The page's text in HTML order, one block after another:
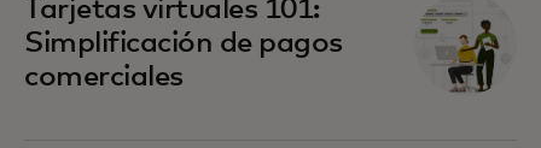
Tarjetas virtuales 101:
Simplificación de pagos
comerciales